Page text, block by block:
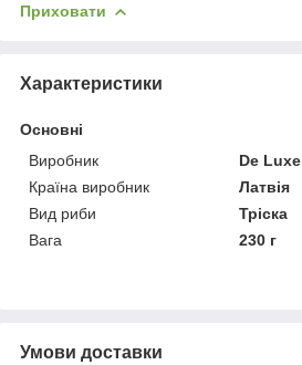
Приховати
Характеристики
Основні
Виробник
De Luxe
Країна виробник
Латвія
Вид риби
Тріска
Вага
230 г
Умови доставки